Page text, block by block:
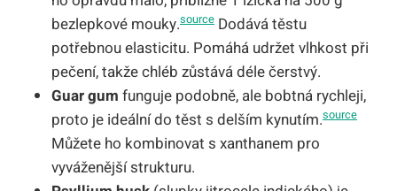
bezlepkové mouky.source Dodává těstu
potřebnou elasticitu. Pomáhá udržet vlhkost při
pečení, takže chléb zůstává déle čerstvý.
Guar gum funguje podobně, ale bobtná rychleji,
proto je ideální do těst s delším kynutím.source
Můžete ho kombinovat s xanthanem pro
vyváženější strukturu.